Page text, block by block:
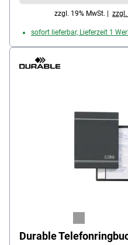
zzgl. 19% MwSt. | zzgl.
sofort lieferbar, Lieferzeit 1
Durable